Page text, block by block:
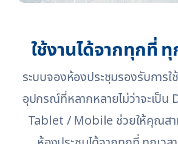
ใช้งานได้จากทุกที่ ทุ
ระบบจองห้องประชุมรองรับการใ
อุปกรณ์ที่หลากหลายไม่ว่าจะเป็น
Tablet / Mobile ช่วยให้คุณสา